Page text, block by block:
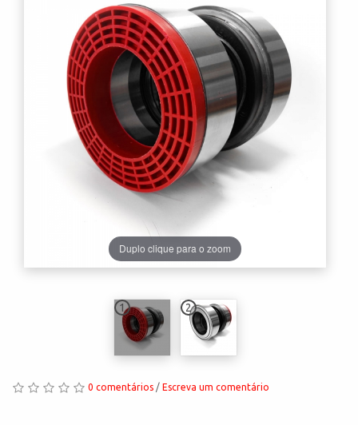
1 2
Duplo clique para o zoom
0 comentários / Escreva um comentário